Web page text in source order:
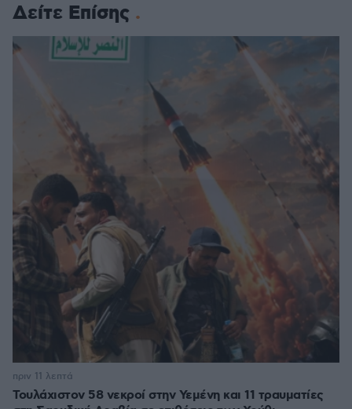
Δείτε Επίσης
Τουλάχιστον 58 νεκροί στην Υεμένη και 11 τραυματίες
πριν 11 λεπτά